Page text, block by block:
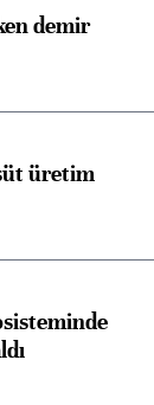
demir
üretim